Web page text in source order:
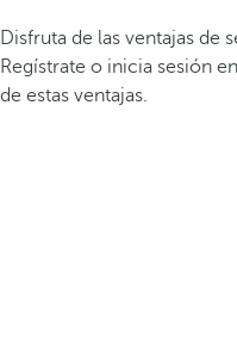
Disfruta de las ventajas de
Regístrate o inicia sesión
de estas ventajas.